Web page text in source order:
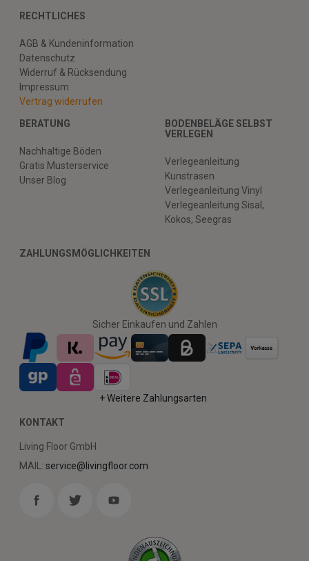
RECHTLICHES
AGB & Kundeninformation
Datenschutz
Widerruf & Rücksendung
Impressum
Vertrag widerrufen
BERATUNG
Nachhaltige Böden
Gratis Musterservice
Unser Blog
BODENBELÄGE SELBST
VERLEGEN
Verlegeanleitung
Kunstrasen
Verlegeanleitung Vinyl
Verlegeanleitung Sisal,
Kokos, Seegras
ZAHLUNGSMÖGLICHKEITEN
Sicher Einkaufen und Zahlen
+ Weitere Zahlungsarten
KONTAKT
Living Floor GmbH
MAIL: service@livingfloor.com